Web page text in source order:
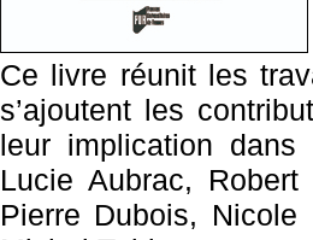
Ce livre réunit les
s’ajoutent les
leur implication
Lucie Aubrac,
Pierre Dubois,